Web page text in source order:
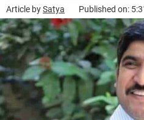
Article bySatya Published on: